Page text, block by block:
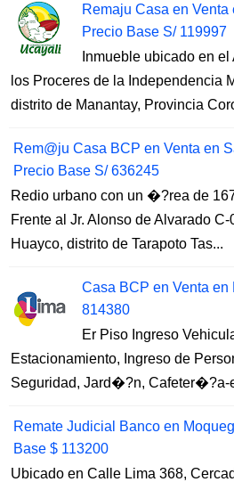
Remaju Casa en
Precio Base S/ 119997
Inmueble ubicado en
los Proceres de la Independencia
distrito de Manantay, Provincia
Rem@ju Casa BCP en Venta en
Precio Base S/ 636245
Redio urbano con un �?rea de
Frente al Jr. Alonso de Alvarado
Huayco, distrito de Tarapoto Tas...
Casa BCP en Venta
814380
Er Piso Ingreso
Estacionamiento, Ingreso de
Seguridad, Jard�?n, Cafeter�?a-
Remate Judicial Banco en
Base $ 113200
Ubicado en Calle Lima 368,